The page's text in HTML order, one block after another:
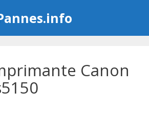
Canon